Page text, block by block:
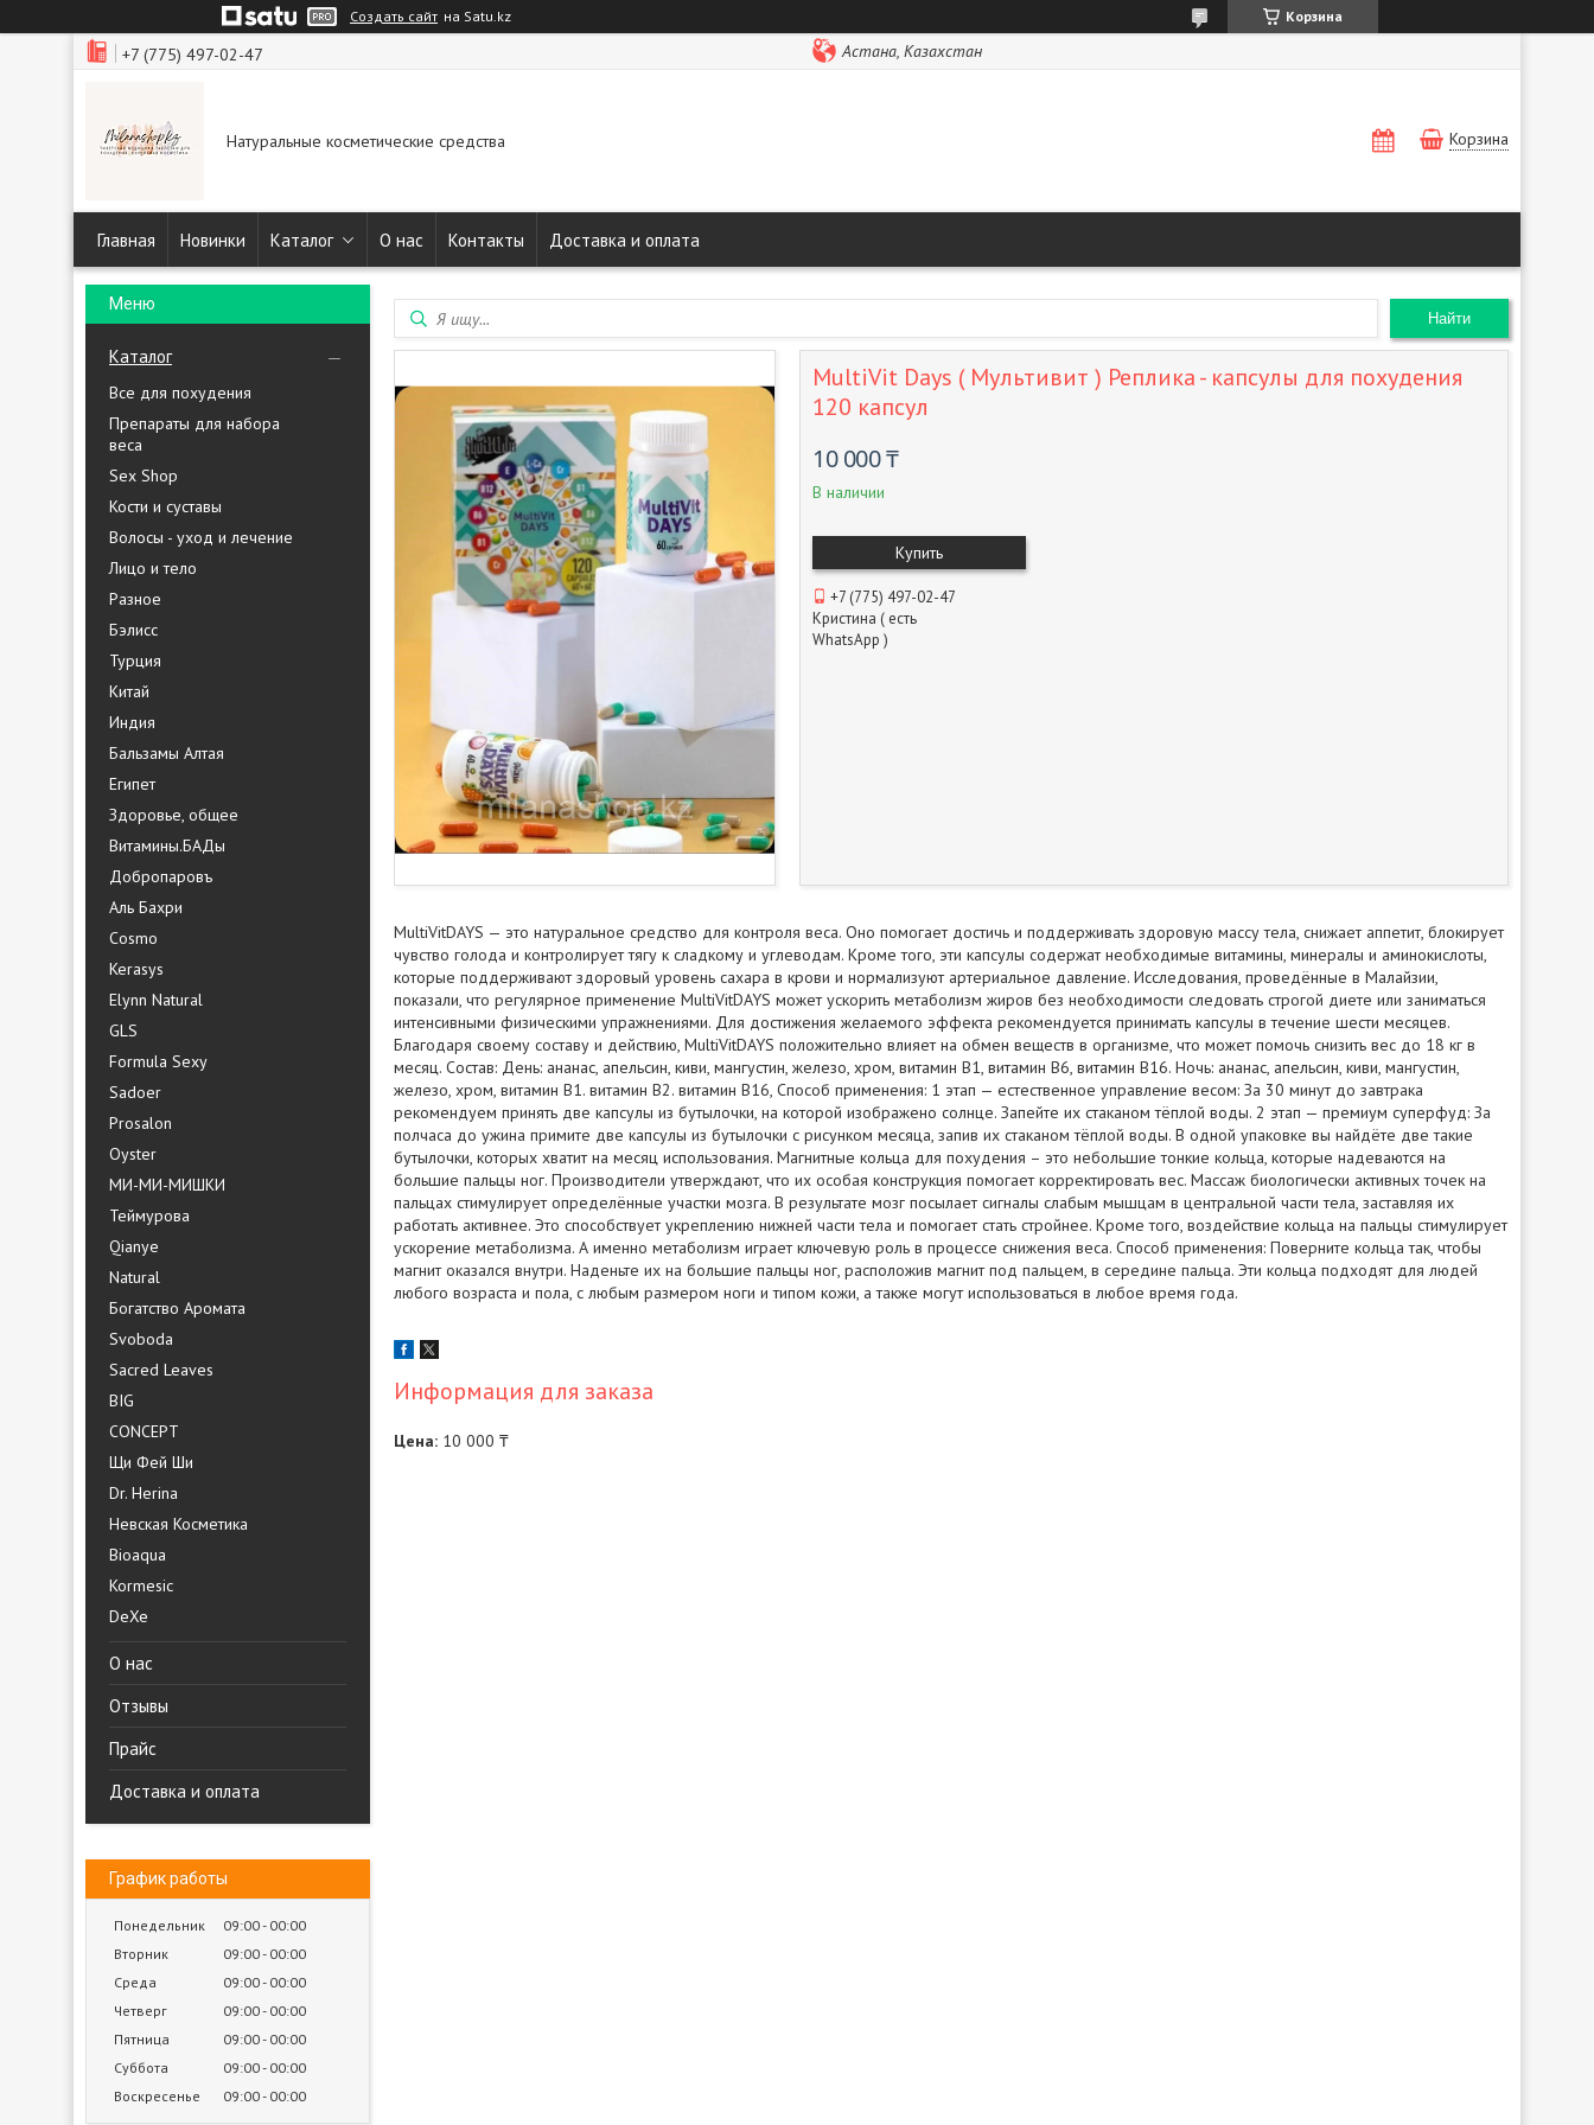
Создать сайт на Satu.kz Корзина
+7 (775) 497-02-47 Астана, Казахстан
Натуральные косметические средства Корзина
Главная Новинки Каталог О нас Контакты Доставка и оплата
Каталог
Все для похудения
Препараты для набора
веса
Sex Shop
Кости и суставы
Волосы - уход и лечение
Лицо и тело
Разное
Бэлисс
Турция
Китай
Индия
Бальзамы Алтая
Египет
Здоровье, общее
Витамины.БАДы
Добропаровъ
Аль Бахри
Cosmo
Kerasys
Elynn Natural
GLS
Formula Sexy
Sadoer
Prosalon
Oyster
МИ-МИ-МИШКИ
Теймурова
Qianye
Natural
Богатство Аромата
Svoboda
Sacred Leaves
BIG
CONCEPT
Щи Фей Ши
Dr. Herina
Невская Косметика
Bioaqua
Kormesic
DeXe
О нас
Отзывы
Прайс
Доставка и оплата
График работы
Понедельник 09:00 00:00
Вторник
09:00 00:00
Среда
09:00 00:00
Четверг
09:00 00:00
Пятница
09:00 00:00
Суббота
09:00 00:00
Воскресенье
09:00 00:00
Найти
MultiVit Days ( Мультивит ) Реплика - капсулы для похудения
120 капсул
10 000 ₸
В наличии
Купить
+7 (775) 497-02-47
Кристина ( есть
WhatsApp )
MultiVitDAYS — это натуральное средство для контроля веса. Оно помогает достичь и поддерживать здоровую массу тела, снижает аппетит, блокирует
чувство голода и контролирует тягу к сладкому и углеводам. Кроме того, эти капсулы содержат необходимые витамины, минералы и аминокислоты,
которые поддерживают здоровый уровень сахара в крови и нормализуют артериальное давление. Исследования, проведённые в Малайзии,
показали, что регулярное применение MultiVitDAYS может ускорить метаболизм жиров без необходимости следовать строгой диете или заниматься
интенсивными физическими упражнениями. Для достижения желаемого эффекта рекомендуется принимать капсулы в течение шести месяцев.
Благодаря своему составу и действию, MultiVitDAYS положительно влияет на обмен веществ в организме, что может помочь снизить вес до 18 кг в
месяц. Состав: День: ананас, апельсин, киви, мангустин, железо, хром, витамин B1, витамин B6, витамин B16. Ночь: ананас, апельсин, киви, мангустин,
железо, хром, витамин B1. витамин B2. витамин B16, Способ применения: 1 этап — естественное управление весом: За 30 минут до завтрака
рекомендуем принять две капсулы из бутылочки, на которой изображено солнце. Запейте их стаканом тёплой воды. 2 этап — премиум суперфуд: За
полчаса до ужина примите две капсулы из бутылочки с рисунком месяца, запив их стаканом тёплой воды. В одной упаковке вы найдёте две такие
бутылочки, которых хватит на месяц использования. Магнитные кольца для похудения – это небольшие тонкие кольца, которые надеваются на
большие пальцы ног. Производители утверждают, что их особая конструкция помогает корректировать вес. Массаж биологически активных точек на
пальцах стимулирует определённые участки мозга. В результате мозг посылает сигналы слабым мышцам в центральной части тела, заставляя их
работать активнее. Это способствует укреплению нижней части тела и помогает стать стройнее. Кроме того, воздействие кольца на пальцы стимулирует
ускорение метаболизма. А именно метаболизм играет ключевую роль в процессе снижения веса. Способ применения: Поверните кольца так, чтобы
магнит оказался внутри. Наденьте их на большие пальцы ног, расположив магнит под пальцем, в середине пальца. Эти кольца подходят для людей
любого возраста и пола, с любым размером ноги и типом кожи, а также могут использоваться в любое время года.
Информация для заказа
Цена: 10 000 ₸